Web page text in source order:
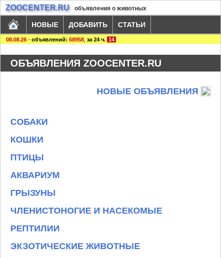
ZOOCENTER.RU объявления о животных
НОВЫЕ ДОБАВИТЬ СТАТЬИ
08.08.26 - объявлений: 68958 за 24 ч. 14
ОБЪЯВЛЕНИЯ ZOOCENTER.RU
НОВЫЕ ОБЪЯВЛЕНИЯ
СОБАКИ
КОШКИ
ПТИЦЫ
АКВАРИУМ
ГРЫЗУНЫ
ЧЛЕНИСТОНОГИЕ И НАСЕКОМЫЕ
РЕПТИЛИИ
ЭКЗОТИЧЕСКИЕ ЖИВОТНЫЕ